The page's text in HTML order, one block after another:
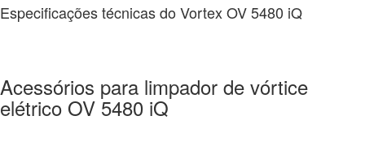
Especificações técnicas do Vortex OV 5480 iQ
Acessórios para limpador de vórtice
elétrico OV 5480 iQ